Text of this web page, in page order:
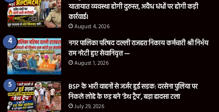
यातायात व्यवस्था होगी दुरुस्त, अवैध धंधों पर होगी कड़ी
कार्रवाई।
August 4, 2026
नगर पालिका परिषद दल्ली राजहरा निकाय कर्मचारी श्री निर्भय
राम नरेटी हुए सेवानिवृत्त —
August 1, 2026
BSP के भारी वाहनों से जर्जर हुई सड़क: दरसेना पुलिया पर
निकले लोहे के छड़ बने ‘डेथ ट्रैप’, बड़ा हादसा टला
July 29, 2026